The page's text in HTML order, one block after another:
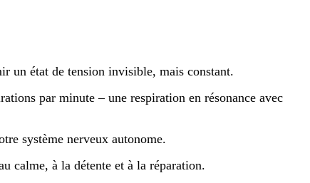
un état de tension invisible, mais constant.
par minute – une respiration en résonance avec
système nerveux autonome.
calme, à la détente et à la réparation.